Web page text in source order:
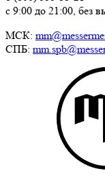
с 9:00 до 21:00, без
МСК:
СПБ: